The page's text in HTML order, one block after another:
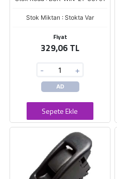
Stok Miktarı : Stokta Var
Fiyat
329,06 TL
- +
AD
Sepete Ekle